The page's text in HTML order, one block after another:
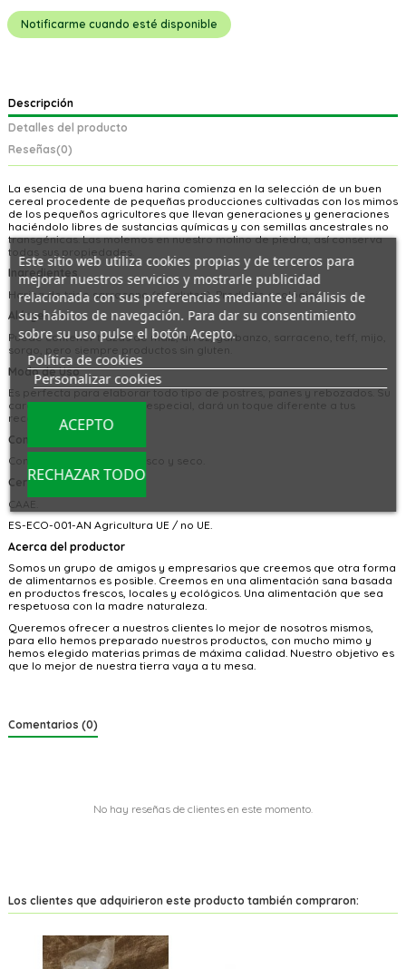
Descripción
Detalles del producto
Reseñas(0)
La esencia de una buena harina comienza en la selección de un buen
cereal procedente de pequeñas producciones cultivadas con los mimos
de los pequeños agricultores que llevan generaciones y generaciones
haciéndolo libres de sustancias químicas y con semillas ancestrales no
transgénicas. Las molemos en nuestro molino de piedra, así conserva
todas sus propiedades.
Ingredientes
Harina de trigo sarraceno (sin gluten). Producto ecológico.
Alérgenos
Puede contener trazas de maíz, arroz, garbanzo, sarraceno, teff, mijo,
sorgo, pero siempre productos sin gluten.
Modo de Uso
Es perfecta para elaborar todo tipo de postres, panes y rebozados. Su
característico sabor muy especial, dará un toque diferente a tus
recetas.
Conservación
Conservar en un lugar fresco y seco.
Certificado por
CAAE.
ES-ECO-001-AN Agricultura UE / no UE.
Acerca del productor
Somos un grupo de amigos y empresarios que creemos que otra forma
de alimentarnos es posible. Creemos en una alimentación sana basada
en productos frescos, locales y ecológicos. Una alimentación que sea
respetuosa con la madre naturaleza.
Queremos ofrecer a nuestros clientes lo mejor de nosotros mismos,
para ello hemos preparado nuestros productos, con mucho mimo y
hemos elegido materias primas de máxima calidad. Nuestro objetivo es
que lo mejor de nuestra tierra vaya a tu mesa.
Comentarios (0)
No hay reseñas de clientes en este momento.
Los clientes que adquirieron este producto también compraron:
Este sitio web utiliza cookies propias y de terceros para
mejorar nuestros servicios y mostrarle publicidad
relacionada con sus preferencias mediante el análisis de
sus hábitos de navegación. Para dar su consentimiento
sobre su uso pulse el botón Acepto.
Política de cookies
Personalizar cookies
RECHAZAR TODO
ACEPTO